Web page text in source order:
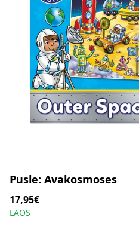
Pusle: Avakosmoses
17,95€
LAOS